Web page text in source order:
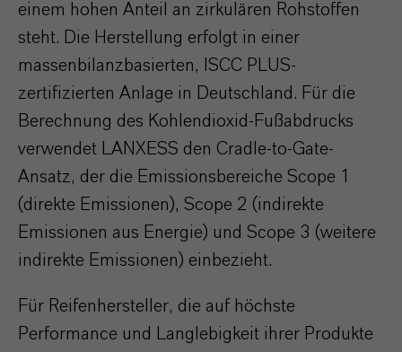
einem hohen Anteil an zirkulären Rohstoffen
steht. Die Herstellung erfolgt in einer
massenbilanzbasierten, ISCC PLUS-
zertifizierten Anlage in Deutschland. Für die
Berechnung des Kohlendioxid-Fußabdrucks
verwendet LANXESS den Cradle-to-Gate-
Ansatz, der die Emissionsbereiche Scope 1
(direkte Emissionen), Scope 2 (indirekte
Emissionen aus Energie) und Scope 3 (weitere
indirekte Emissionen) einbezieht.
Für Reifenhersteller, die auf höchste
Performance und Langlebigkeit ihrer Produkte